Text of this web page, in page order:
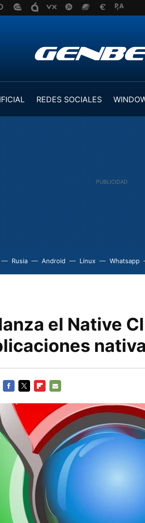
REDES SOCIALES
Rusia Android Linux Whatsapp
el Native
MAIL